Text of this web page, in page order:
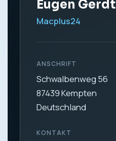
Eugen Gerdt
Macplus24
ANSCHRIFT
Schwalbenweg 56
87439 Kempten
Deutschland
KONTAKT